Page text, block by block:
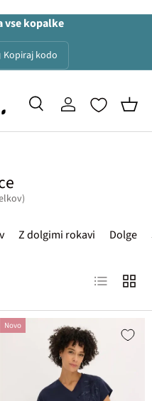
vse kopalke
Kopiraj kodo
IskanjePrijava
Z dolgimi rokavi Dolge
Lista
Novo